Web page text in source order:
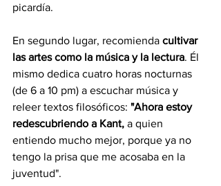
picardía.
En segundo lugar, recomienda cultivar
las artes como la música y la lectura. Él
mismo dedica cuatro horas nocturnas
(de 6 a 10 pm) a escuchar música y
releer textos filosóficos: "Ahora estoy
redescubriendo a Kant, a quien
entiendo mucho mejor, porque ya no
tengo la prisa que me acosaba en la
juventud".